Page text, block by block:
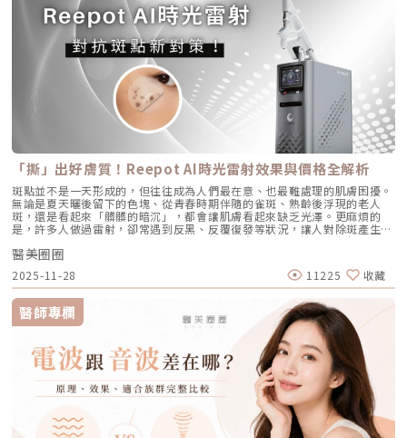
菲洛每年需要打幾次？ 一個完整療程通常包含三次施打，前兩次相隔約一
個月，第三次則可在四到六個月後進行。視個人膚況與需求，也可安排後續
加強療程，以延續效果。Q4：頸紋、手部老化也能打嗎？ 可以。Profhilo
在頸部與手背同樣有良好表現，能改善乾紋與鬆弛，是全方位肌膚重建療
程。Q5：是否適合所有膚質？ 大多數人皆可接受，但孕婦、哺乳中女性與
對玻尿酸過敏者不建議施打。Q6：哪些人適合做Profhilo？需要幾歲才能
做？Profhilo適合有初期老化、乾燥或鬆弛困擾的人，通常建議從30歲以後
就可以評估施作。特別推薦給希望改善膚況，又不想讓五官改變或產生膨脹
感的人。Q7：施打Profhilo會很痛嗎？會不會腫？需要修復期嗎？療程過
程簡單快速，使用極細針在臉部五個特定位點注射，疼痛感輕微。少數人會
有暫時性紅腫或小腫塊，通常幾小時內可自然消退，不會影響日常活動。
Q8：Profhilo成分天然嗎？會不會引起過敏？Profhilo採用高純度、非動
物來源的玻尿酸，不含常見交聯劑成分，安全性高，過敏反應發生機率非常
低，並獲得歐盟CE安全認證。Profhilo璞菲洛是突破傳統玻尿酸觀念的療
程，不以填充為主，而是提升肌膚自癒力與膚質的「逆時針保養」新選擇。
如果你渴望不影響生活的微創保養，並希望從根本改善膚質，Profhilo 絕
對值得你列入考量。在選擇療程前，務必諮詢專業醫師，評估自身膚況與適
合方案，才能真正達到年輕又自然的理想狀態。選擇合法診所、專業醫師與
原廠產品，是安全變美的不二法門。★溫馨提醒★小編要提醒大家，醫療並
非單純的商業交易，所有的療程都伴隨著風險。因此，作為消費者應該謹慎
選擇合適的醫療方案，以確保安全與健康。
雷射 vs. CAPRI 藍雷射這兩款都是目前熱門的無藥物抗痘雷射，雖然目標一
致，但「作戰策略」卻截然不同：1. AviClear 戰痘雷射（1726nm）：專
注皮脂腺的「源頭阻斷」作用原理：搭載專利 1726nm 波長，具備極高的
「油脂專一性」，能穿透皮膚精準鎖定並加熱肥大的皮脂腺，使其萎縮。核
心強項：直接從源頭切斷出油量並破壞痘痘的生長環境，主打極長效的抗痘
與控油效果，非常適合追求長期穩定膚況、不想依賴藥物的人。2. CAPRI
藍雷射（1450nm + 450nm）：控油＋殺菌的「雙效複合」作用原理：結
合 1450nm 的熱能來縮減皮脂腺（控油），同時搭配 450nm 藍光直接消
滅表皮的痤瘡桿菌（殺菌）。核心強項：雙管齊下，對於臉上正在急性發
炎、紅腫的痘痘，具有極佳的立即退紅與消炎效果，適合需要快速壓制大面
積發炎的患者。3. 傳統終極武器：口服A酸（Isotretinoin）作用原理：屬
於全身性的系統性治療。它能全面抑制皮脂腺分泌、使皮脂腺萎縮，同時促
進毛囊正常角化，並大幅減少發炎反應與痤瘡桿菌增生。核心強項：能夠一
次打擊痘痘的四大成因，對於嚴重型、結節囊腫型痘痘，或是對其他治療
（包含抗生素、外用藥膏）無效的頑固型痘痘，具有極高的治癒率與長效
性。需注意事項：伴隨較明顯的副作用，最常見包含嘴唇乾裂、皮膚乾燥脫
皮、眼睛乾澀等。此外，孕婦絕對禁用（具致畸胎性），療程期間需配合醫
師定期抽血監測肝功能與血脂，且通常需持續服用數個月至一年以上以達到
「雷射波長」與「對油脂的吸收破壞力」。簡單來說，藍雷射主打「控油加
殺菌」的雙效機制，適合用來對付輕中度的痘痘與毛孔粗大問題；而
1726nm 的戰痘雷射則是專為「阻斷皮脂腺」而生，能精準且深度地破壞
出油源頭，因此更適合用來拯救中重度發炎、滿臉油光，以及長年反覆發作
的頑固型痘痘肌。誰最適合打 AviClear 戰痘雷射？如果符合以下任一情
況，AviClear 將會是非常值得評估的投資： 口服藥物恐懼或不適應者：曾
經吃過口服 A 酸但無法忍受乾燥脫皮，或是抽血發現肝指數異常而被迫停藥
的人。 備孕中或哺乳中的女性：口服 A 酸有強烈的致畸胎性，停藥後仍需
避孕一段時間；而戰痘雷射純粹是物理性光電治療，對全身系統無影響（但
孕婦本身基於安全考量，雷射療程前仍須經醫師評估）。 滿臉油光、毛孔
粗大者：即使目前沒有嚴重的發炎痘痘，但深受「中東油田」困擾，希望從
根本減少出油量的人。 作息不正常、壓力型成人痘：針對因為熬夜、壓力
大導致賀爾蒙波動，進而反覆在下巴、兩頰爆發的成人痘，精準破壞皮脂腺
能有效阻斷復發。 深色肌膚患者：過去許多雷射（如脈衝光、某些淨膚雷
射）在深色肌膚上容易引發熱傷害或色素沉澱（反黑）。AviClear 的
常，這些廢棄角質就會和皮脂、空氣中的髒污混合在一起，死死地堵塞在毛
孔開口。久而久之，毛孔就像被塞了軟木塞一樣，被越撐越大。3. 【老化型
毛孔】：膠原蛋白流失的初老警報真皮層中的「膠原蛋白」和「彈力蛋白」
就像是撐起毛孔的堅固地基。隨著年齡增長，或是長期不防曬導致的「光老
化」，地基流失、失去支撐力，毛孔邊緣的肌膚就會順著地心引力往下垂。
4. 【缺水型毛孔】：肌膚乾旱造成的表面危機這點常被許多人忽略！當角質
層極度缺水時，毛孔周圍的表皮細胞會像失去水分的蘋果一樣乾癟、萎縮，
無法飽滿排列。在細胞與細胞之間的縫隙變大之下，視覺上毛孔就顯得非常
明顯。5. 【疤痕型毛孔】：手癢硬擠留下的歷史遺跡嚴格來說這已經是「痘
疤」的範疇。過去長了嚴重的發炎性青春痘，或是手癢過度暴力擠壓，導致
真皮層組織嚴重受損。在傷口修復的過程中產生了纖維化拉扯，最終形成不
可逆的凹洞。6. 【蟎蟲型毛孔】：隱形的微小房客在作怪我們的臉上本來就
有共生的「蠕形蟎蟲」，但當免疫力下降、皮脂分泌失衡，或是過度清潔破
壞皮脂膜時，蟎蟲就會大量異常繁殖。牠們會啃食皮脂、進出毛囊，蟲體的
排泄物與屍體會引發毛囊發炎，進而把毛孔撐大。如何從日常居家保養穩住
毛孔不失控？雖然保養品無法讓已經擴大的毛孔完全「縮回」，但正確的居
家保養，能幫助控制毛孔不再進一步擴張，並改善整體膚質的平滑度。1. 溫
和清潔，不過度刺激：選擇胺基酸系等溫和潔顏產品，一天清潔 1～2 次即
可。避免頻繁使用磨砂或強力去角質產品，以減少對皮膚屏障的刺激。2. 適
度使用酸類，幫助代謝角質：對於油脂分泌較旺或粉刺型毛孔，可在醫師或
專業建議下使用酸類保養品： 水楊酸（BHA）：脂溶性，能深入毛孔幫助
油脂代謝，常用於黑頭與粉刺調理。 果酸（AHA，如甘醇酸、乳酸）：主要
作用於表層角質更新，改善肌膚粗糙。 杏仁酸：屬於果酸的一種但兼具親
脂特性，屬較溫和的酸類選擇。3. 抗老成分 A醇（Retinol）：A醇是目前研
究較完整的抗老成分之一，可促進表皮更新，並間接支持膠原蛋白生成，對
於老化型毛孔與膚質粗糙有一定幫助。但 A醇具有刺激性，建議採取低濃
度、循序漸進方式建立耐受。4. 防曬是關鍵保護：紫外線是造成膠原蛋白流
失與肌膚老化的重要因素之一。長期日曬會加速毛孔鬆弛，因此無論晴雨都
應確實做好防曬（塗抹防曬乳或物理性遮蔽）。醫美療程如何精準對抗毛孔
粗大？如果你期待的是肉眼可見的改善幅度，相比起日常保養，專業的醫美
療程通常會是更直接且具效率的選擇之一。隨著醫美科技的不斷進步，針對
不同成因的毛孔問題都有相對應的解方！1. 溫和深層清潔：海菲秀
（HydraFacial）原理：屬於非侵入性的保養。利用專利的負壓水渦流技
術，溫和無痛地吸出毛孔深層的黑頭、白頭粉刺與多餘皮脂，同時導入高濃
「撕」出好膚質！Reepot AI時光雷射效果與價格全解析
斑點並不是一天形成的，但往往成為人們最在意、也最難處理的肌膚困擾。
無論是夏天曬後留下的色塊、從青春時期伴隨的雀斑、熟齡後浮現的老人
斑，還是看起來「髒髒的暗沉」，都會讓肌膚看起來缺乏光澤。更麻煩的
是，許多人做過雷射，卻常遇到反黑、反覆復發等狀況，讓人對除斑產生陰
影。 Reepot AI時光雷射（仿單名為「蕾璞釹雅各雷射系統」，衛部醫器輸
字第 037165 號）自 2025 年 7 月上市後便迅速受到關注，被視為色素治
療領域重要新進展。它重新定義了傳統除斑的思維，將以往以熱能為主的
「燒灼式破壞」，轉變為更精準、更可控的「震碎式處理」，再結合 AI 影
像分析與超冷卻保護，使治療不僅更安全、也更貼近現代人追求的舒適與高
效率。對於過去因反黑、修復期長或效果不均而猶豫的族群而言，Reepot
的出現為除斑帶來全新的可能。 這篇文章就帶你理解Reepot 到底怎麼運
作？和你聽過的皮秒、傳統雷射有什麼不同？誰適合做、誰不適合？效果、
術後照護、價格又是多少呢？希望能讓你在做選擇前，有完整且中立的參
考。為什麼斑點這麼難纏？了解色素成因，是選擇療程前最重要的一步許多
人以為斑點只是「曬太陽造成的色塊」，但實際上臉上的每一顆斑，都可能
有不同來源。色素形成的原因多元，深度位置也不相同，因此在治療上自然
不能以單一方式應對。常見的斑點來源包括：一、紫外線長期累積的影響日
曬會刺激黑色素細胞活躍，形成曬斑、雀斑或不均勻暗沉。二、基因與體質
因素有些人天生黑色素細胞較敏感，斑點更容易在年輕時就出現。三、荷爾
蒙波動包含懷孕、避孕藥、壓力、作息不穩等，都可能使色素活躍，例如熟
醫美圈圈
2025-11-28 11225 收藏
醫師專欄